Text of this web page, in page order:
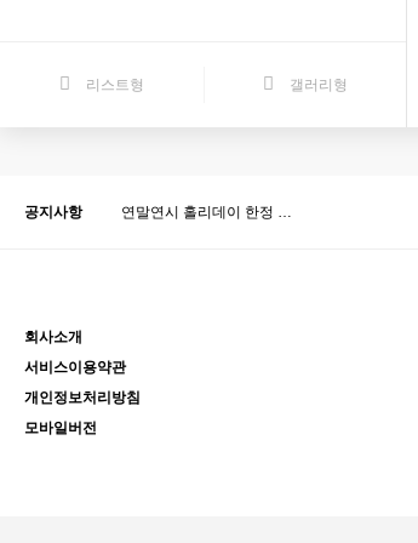
리스트형 갤러리형
공지사항 연말연시 홀리데이 한정 …
회사소개
서비스이용약관
개인정보처리방침
모바일버전